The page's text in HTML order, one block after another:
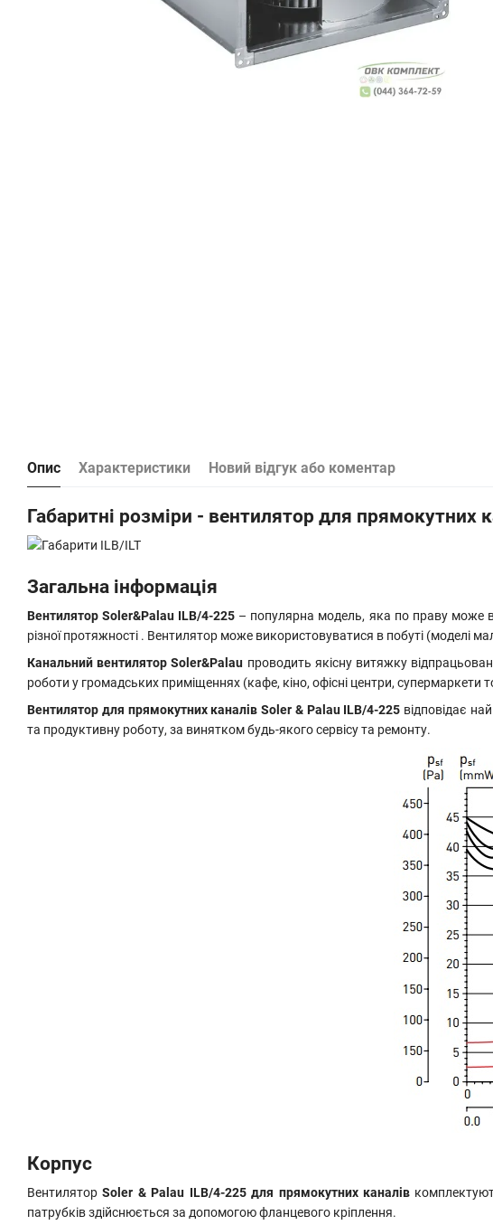
Опис Характеристики Новий відгук або коментар
Габаритні розміри - вентилятор для прямокутних
Загальна інформація
Вентилятор Soler&Palau ILB/4-225 – популярна модель, яка по праву може
різної протяжності . Вентилятор може використовуватися в побуті (моделі
Канальний вентилятор Soler&Palau проводить якісну витяжку
роботи у громадських приміщеннях (кафе, кіно, офісні центри, супермаркети
Вентилятор для прямокутних каналів Soler & Palau ILB/4-225 відповідає
та продуктивну роботу, за винятком будь-якого сервісу та ремонту.
Корпус
ВентиляторSoler & Palau ILB/4-225 для прямокутних каналів
патрубків здійснюється за допомогою фланцевого кріплення.